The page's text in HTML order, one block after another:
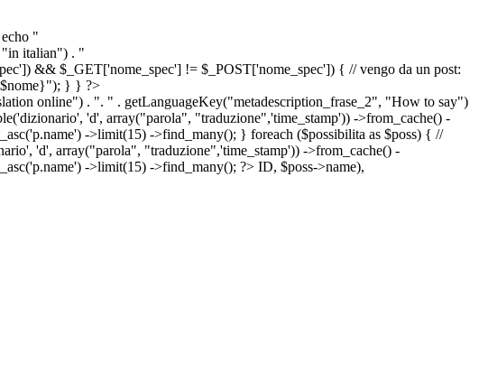
"
"in italian") . "
&& $_GET['nome_spec'] != $_POST['nome_spec']) { // vengo da un post:
} } ?>
online") . ". " . getLanguageKey("metadescription_frase_2", "How to say")
'd', array("parola", "traduzione",'time_stamp')) ->from_cache() -
->limit(15) ->find_many(); } foreach ($possibilita as $poss) { //
'd', array("parola", "traduzione",'time_stamp')) ->from_cache() -
->limit(15) ->find_many(); ?> ID, $poss->name),